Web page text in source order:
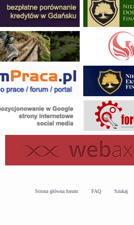
Strona główna forum FAQ Szukaj